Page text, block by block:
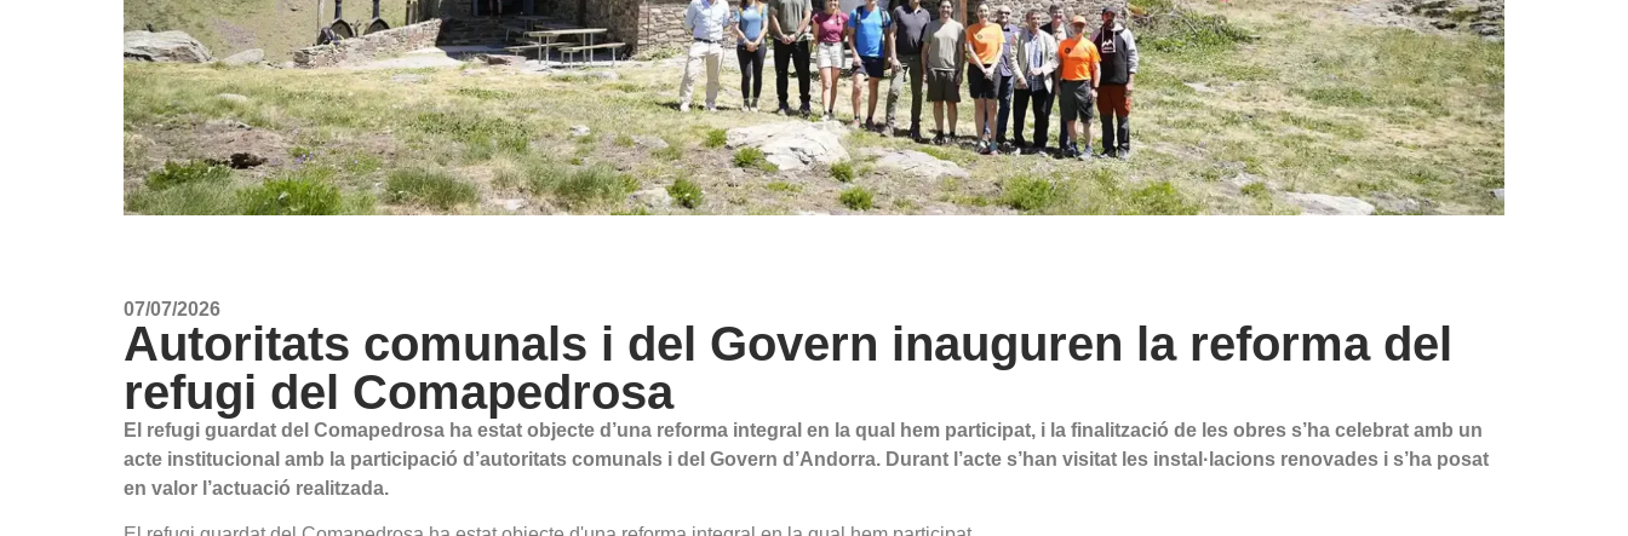
07/07/2026
Autoritats comunals i del Govern inauguren la reforma del
refugi del Comapedrosa
El refugi guardat del Comapedrosa ha estat objecte d’una reforma integral en la qual hem participat, i la finalització de les obres s’ha celebrat amb un
acte institucional amb la participació d’autoritats comunals i del Govern d’Andorra. Durant l’acte s’han visitat les instal·lacions renovades i s’ha posat
en valor l’actuació realitzada.